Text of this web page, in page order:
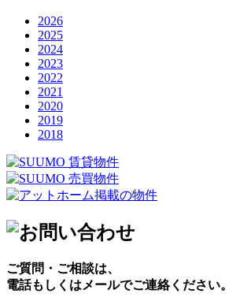
2026
2025
2024
2023
2022
2021
2020
2019
2018
ご質問・ご相談は、
電話もしくはメールでご連絡ください。